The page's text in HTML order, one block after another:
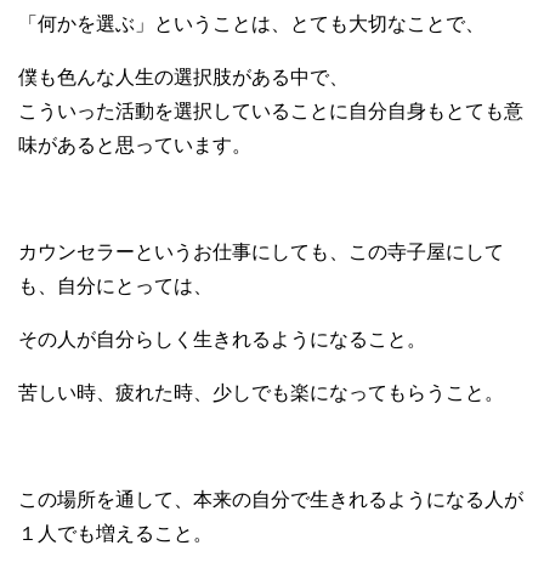
「何かを選ぶ」ということは、とても大切なことで、
僕も色んな人生の選択肢がある中で、
こういった活動を選択していることに自分自身もとても意
味があると思っています。
カウンセラーというお仕事にしても、この寺子屋にして
も、自分にとっては、
その人が自分らしく生きれるようになること。
苦しい時、疲れた時、少しでも楽になってもらうこと。
この場所を通して、本来の自分で生きれるようになる人が
１人でも増えること。